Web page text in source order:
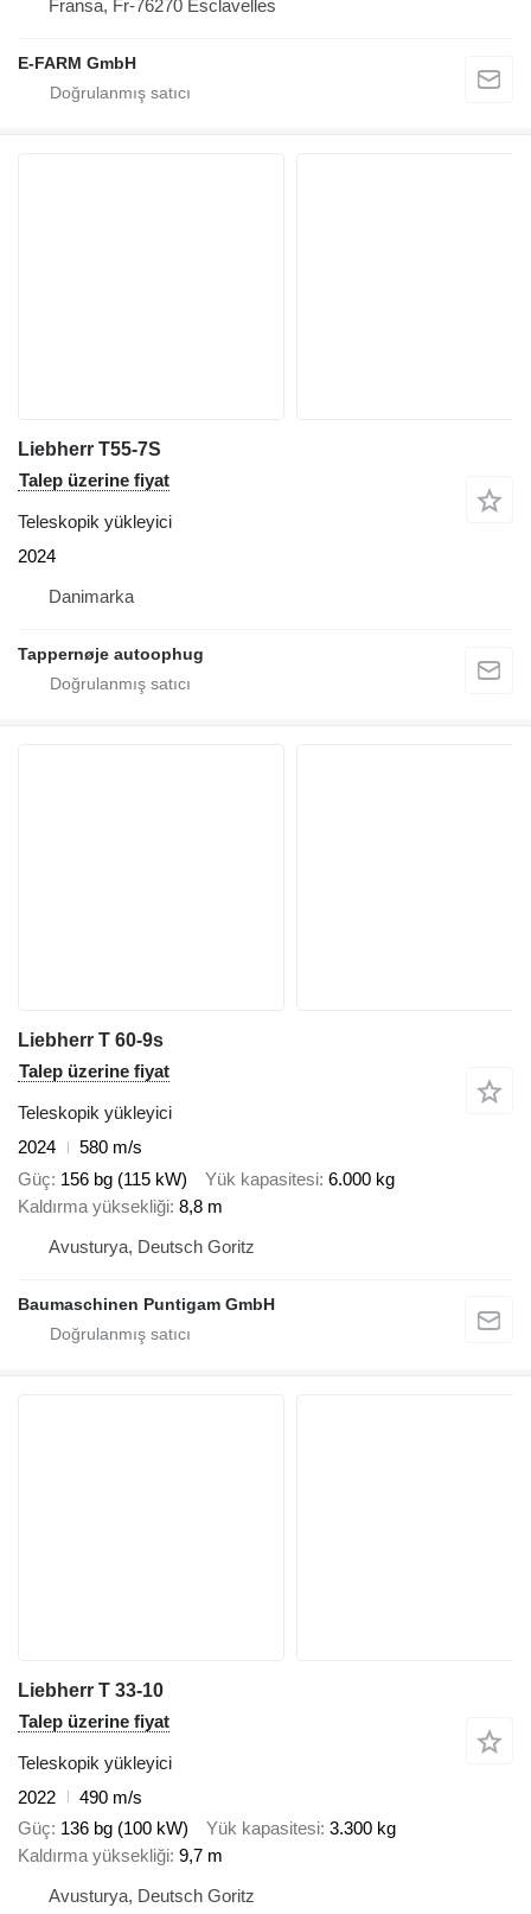
Fransa, Fr-76270 Esclavelles
E-FARM GmbH
Liebherr T55-7S
Talep üzerine fiyat
Teleskopik yükleyici
2024
Danimarka
Tappernøje autoophug
Liebherr T 60-9s
Talep üzerine fiyat
Teleskopik yükleyici
2024
580 m/s
Güç 156 bg (115 kW) Yük kapasitesi 6.000 kg
Kaldırma yüksekliği 8,8 m
Avusturya, Deutsch Goritz
Baumaschinen Puntigam GmbH
Liebherr T 33-10
Talep üzerine fiyat
Teleskopik yükleyici
2022
490 m/s
Güç 136 bg (100 kW) Yük kapasitesi 3.300 kg
Kaldırma yüksekliği 9,7 m
Avusturya, Deutsch Goritz